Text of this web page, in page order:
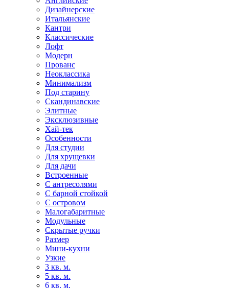
Дизайнерские
Итальянские
Кантри
Классические
Лофт
Модерн
Прованс
Неоклассика
Минимализм
Под старину
Скандинавские
Элитные
Эксклюзивные
Хай-тек
Особенности
Для студии
Для хрущевки
Для дачи
Встроенные
С антресолями
С барной стойкой
С островом
Малогабаритные
Модульные
Скрытые ручки
Размер
Мини-кухни
Узкие
3 кв. м.
5 кв. м.
6 кв. м.